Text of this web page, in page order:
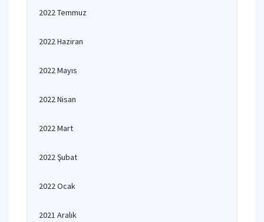
2022 Temmuz
2022 Haziran
2022 Mayıs
2022 Nisan
2022 Mart
2022 Şubat
2022 Ocak
2021 Aralık